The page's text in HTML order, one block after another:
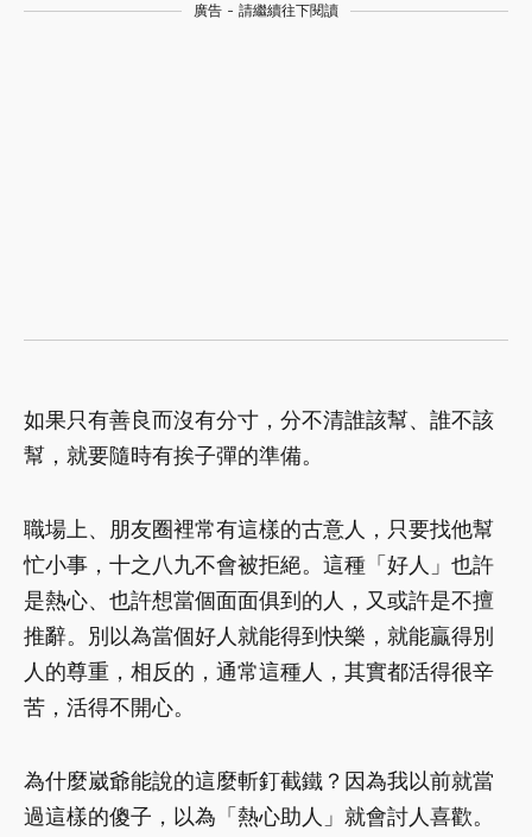
廣告 - 請繼續往下閱讀
如果只有善良而沒有分寸，分不清誰該幫、誰不該
幫，就要隨時有挨子彈的準備。
職場上、朋友圈裡常有這樣的古意人，只要找他幫
忙小事，十之八九不會被拒絕。這種「好人」也許
是熱心、也許想當個面面俱到的人，又或許是不擅
推辭。別以為當個好人就能得到快樂，就能贏得別
人的尊重，相反的，通常這種人，其實都活得很辛
苦，活得不開心。
為什麼崴爺能說的這麼斬釘截鐵？因為我以前就當
過這樣的傻子，以為「熱心助人」就會討人喜歡。